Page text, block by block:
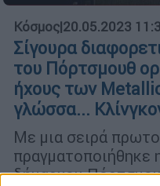
Κόσμος|20.05.2023
Σίγουρα
του Πόρτσμουθ
ήχους των
γλώσσα...
Με μια σειρά
πραγματοποιήθηκε
δήμαρχου